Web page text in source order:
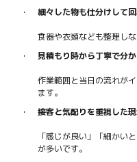
細々した物も仕分けして
食器や衣類なども整理し
見積もり時から丁寧で分
作業範囲と当日の流れが
ます。
接客と気配りを重視した
「感じが良い」「細かい
が多いです。